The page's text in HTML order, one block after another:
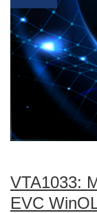
VTA1033:
EVC